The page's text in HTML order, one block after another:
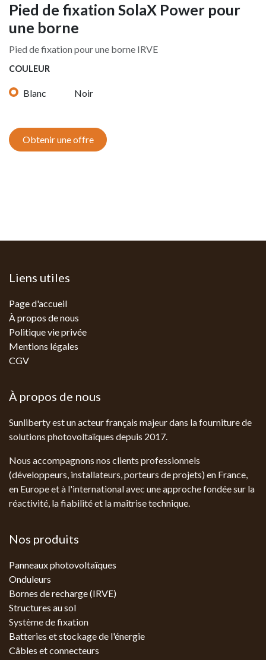
Pied de fixation SolaX Power pour
une borne
Pied de fixation pour une borne IRVE
COULEUR
Blanc Noir
Obtenir une offre
Liens utiles
Page d'accueil
À propos de nous
Politique vie privée
Mentions légales
CGV
À propos de nous
Sunliberty est un acteur français majeur dans la fourniture de
solutions photovoltaïques depuis 2017.
Nous accompagnons nos clients professionnels
(développeurs, installateurs, porteurs de projets) en France,
en Europe et à l'international avec une approche fondée sur la
réactivité, la fiabilité et la maîtrise technique.
Nos produits
Panneaux photovoltaïques
Onduleurs
Bornes de recharge (IRVE)
Structures au sol
Système de fixation
Batteries et stockage de l'énergie
Câbles et connecteurs